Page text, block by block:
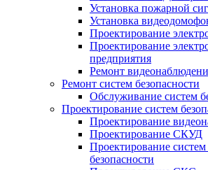
Установка пожарной
Установка
Проектирование
Проектирование
предприятия
Ремонт
Ремонт систем безопасности
Обслуживание систем
Проектирование систем
Проектирование
Проектирование СКУД
Проектирование
безопасности